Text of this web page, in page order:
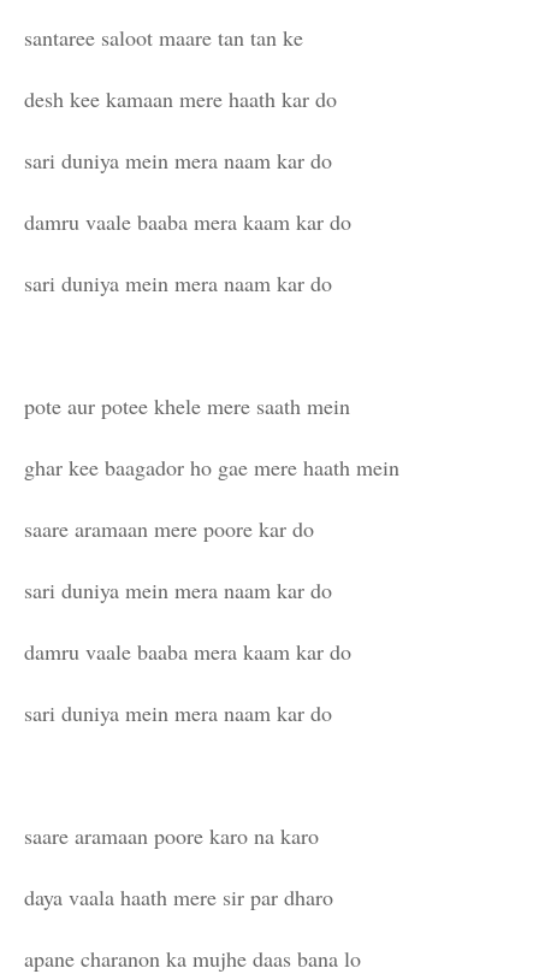
santaree saloot maare tan tan ke
desh kee kamaan mere haath kar do
sari duniya mein mera naam kar do
damru vaale baaba mera kaam kar do
sari duniya mein mera naam kar do
pote aur potee khele mere saath mein
ghar kee baagador ho gae mere haath mein
saare aramaan mere poore kar do
sari duniya mein mera naam kar do
damru vaale baaba mera kaam kar do
sari duniya mein mera naam kar do
saare aramaan poore karo na karo
daya vaala haath mere sir par dharo
apane charanon ka mujhe daas bana lo